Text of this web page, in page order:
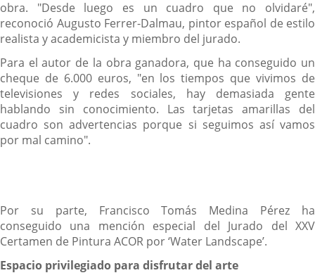
obra. "Desde luego es un cuadro que no olvidaré",
reconoció Augusto Ferrer-Dalmau, pintor español de estilo
realista y academicista y miembro del jurado.
Para el autor de la obra ganadora, que ha conseguido un
cheque de 6.000 euros, "en los tiempos que vivimos de
televisiones y redes sociales, hay demasiada gente
hablando sin conocimiento. Las tarjetas amarillas del
cuadro son advertencias porque si seguimos así vamos
por mal camino".
Por su parte, Francisco Tomás Medina Pérez ha
conseguido una mención especial del Jurado del XXV
Certamen de Pintura ACOR por ‘Water Landscape’.
Espacio privilegiado para disfrutar del arte